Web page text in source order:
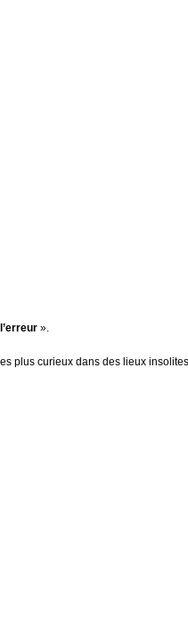
l’erreur ».
plus curieux dans des lieux